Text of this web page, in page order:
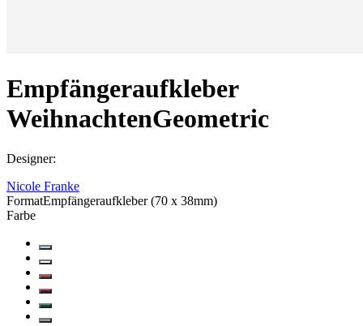
Empfängeraufkleber
WeihnachtenGeometric
Designer:
Nicole Franke
FormatEmpfängeraufkleber (70 x 38mm)
Farbe